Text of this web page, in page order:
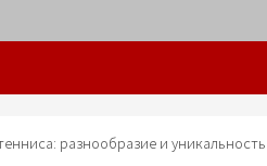
разнообразие и